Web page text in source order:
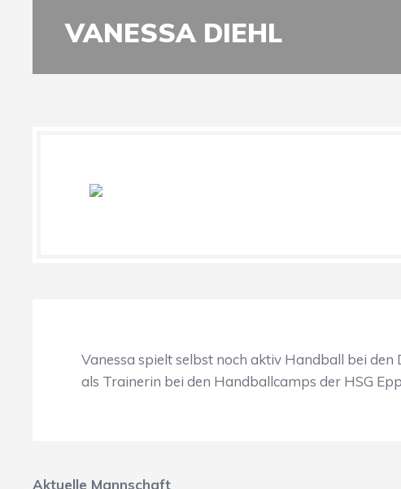
VANESSA DIEHL
Vanessa spielt selbst noch aktiv Handball bei
als Trainerin bei den Handballcamps der HSG
Aktuelle Mannschaft